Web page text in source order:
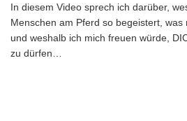
In diesem Video sprech ich darüber,
Menschen am Pferd so begeistert,
und weshalb ich mich freuen würde,
zu dürfen…